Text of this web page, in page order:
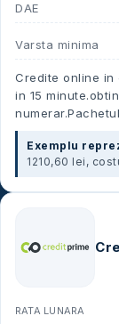
DAE
Varsta minima
Credite online
in 15
Exemplu
1210,60 lei,
RATA LUNARA